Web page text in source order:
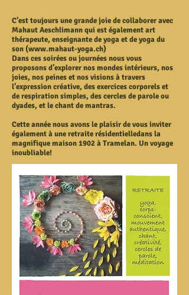
C’est toujours une grande joie de collaborer avec
Mahaut Aeschlimann qui est également art
thérapeute, enseignante de yoga et de yoga du
son (www.mahaut-yoga.ch)
Dans ces soirées ou journées nous vous
proposons d’explorer nos mondes intérieurs, nos
joies, nos peines et nos visions à travers
l’expression créative, des exercices corporels et
de respiration simples, des cercles de parole ou
dyades, et le chant de mantras.
Cette année nous avons le plaisir de vous inviter
également à une retraite résidentielledans la
magnifique maison 1902 à Tramelan. Un voyage
inoubliable!